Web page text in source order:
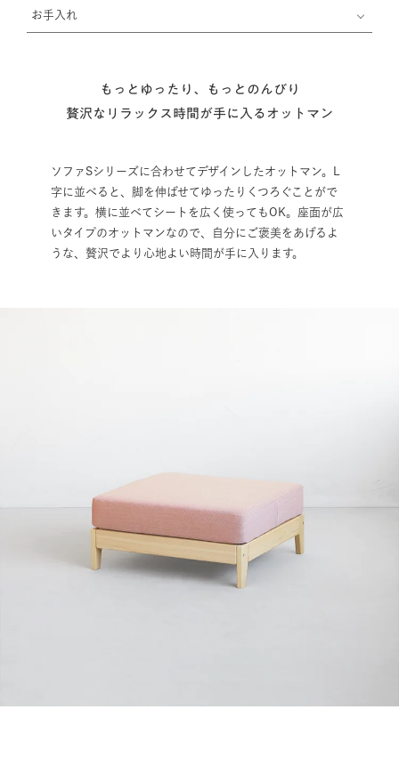
お手入れ
もっとゆったり、もっとのんびり
贅沢なリラックス時間が手に入るオットマン
ソファSシリーズに合わせてデザインしたオットマン。L
字に並べると、脚を伸ばせてゆったりくつろぐことがで
きます。横に並べてシートを広く使ってもOK。座面が広
いタイプのオットマンなので、自分にご褒美をあげるよ
うな、贅沢でより心地よい時間が手に入ります。